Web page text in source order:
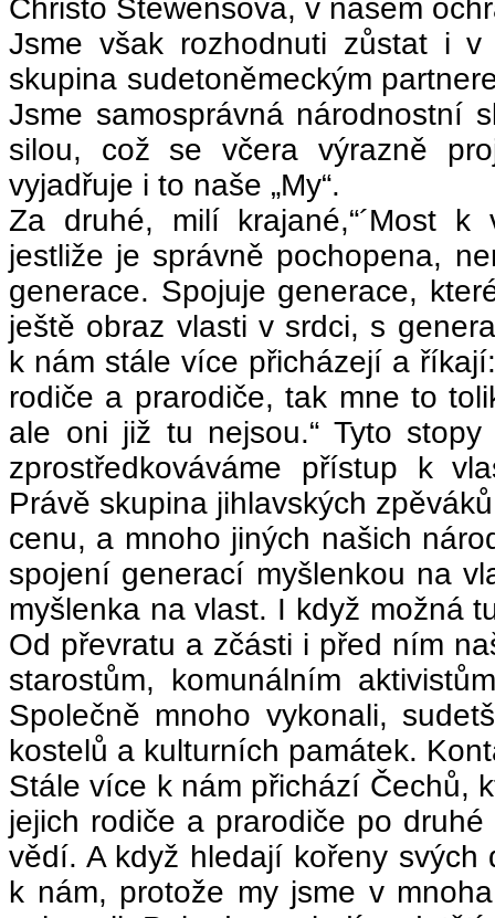
Christo Stewensová, v našem
Jsme však rozhodnuti zůstat i
skupina sudetoněmeckým
Jsme samosprávná národnostní
silou, což se včera výrazně
vyjadřuje i to naše „My“.
Za druhé, milí krajané,“´Most
jestliže je správně pochopena,
generace. Spojuje generace,
ještě obraz vlasti v srdci, s
k nám stále více přicházejí a
rodiče a prarodiče, tak mne to
ale oni již tu nejsou.“ Tyto
zprostředkováváme přístup k
Právě skupina jihlavských
cenu, a mnoho jiných našich
spojení generací myšlenkou na
myšlenka na vlast. I když možná
Od převratu a zčásti i před ním
starostům, komunálním
Společně mnoho vykonali,
kostelů a kulturních památek.
Stále více k nám přichází Čechů,
jejich rodiče a prarodiče po
vědí. A když hledají kořeny
k nám, protože my jsme v